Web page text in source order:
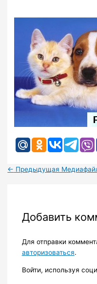
← Предыдущая
Добавить
Для отправки
авторизоваться.
Войти, используя